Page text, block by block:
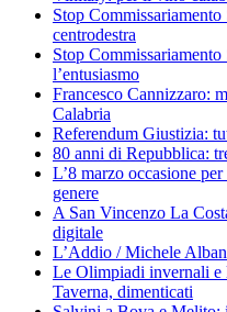
Stop Commissariamento
centrodestra
Stop
l’entusiasmo
Francesco Cannizzaro:
Calabria
Referendum Giustizia:
80 anni di Repubblica:
L’8 marzo occasione
genere
A San Vincenzo La
digitale
L’Addio / Michele
Le Olimpiadi invernali e
Taverna, dimenticati